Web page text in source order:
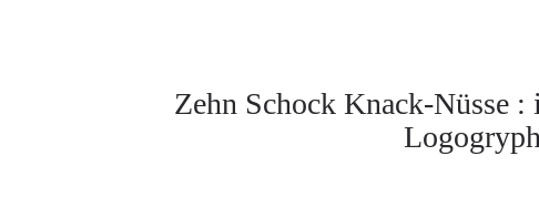
Zehn Schock Knack-Nüsse